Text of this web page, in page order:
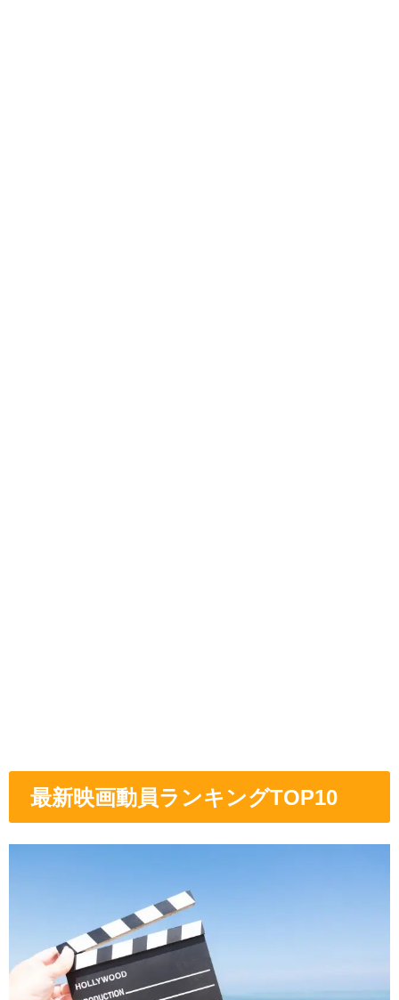
最新映画動員ランキングTOP10